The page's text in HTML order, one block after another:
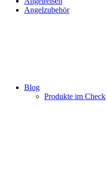
Angelzubehör
Blog
Produkte im Check